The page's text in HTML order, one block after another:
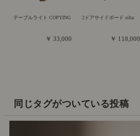
テーブルライト COPYING
￥ 33,000
2ドアサイドボード silta
￥ 118,000
同じタグがついている投稿